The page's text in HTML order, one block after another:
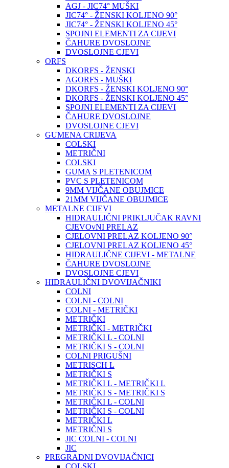
AGJ - JIC74° MUŠKI
JIC74° - ŽENSKI KOLJENO 90°
JIC74° - ŽENSKI KOLJENO 45°
SPOJNI ELEMENTI ZA CIJEVI
ČAHURE DVOSLOJNE
DVOSLOJNE CJEVI
ORFS
DKORFS - ŽENSKI
AGORFS - MUŠKI
DKORFS - ŽENSKI KOLJENO 90°
DKORFS - ŽENSKI KOLJENO 45°
SPOJNI ELEMENTI ZA CIJEVI
ČAHURE DVOSLOJNE
DVOSLOJNE CJEVI
GUMENA CRIJEVA
COLSKI
METRIČNI
COLSKI
GUMA S PLETENICOM
PVC S PLETENICOM
9MM VIJČANE OBUJMICE
21MM VIJČANE OBUJMICE
METALNE CIJEVI
HIDRAULIČNI PRIKLJUČAK RAVNI
CJEVOvNI PRELAZ
CJELOVNI PRELAZ KOLJENO 90°
CJELOVNI PRELAZ KOLJENO 45°
HIDRAULIČNE CIJEVI - METALNE
ČAHURE DVOSLOJNE
DVOSLOJNE CJEVI
HIDRAULIČNI DVOVIJAČNIKI
COLNI
COLNI - COLNI
COLNI - METRIČKI
METRIČKI
METRIČKI - METRIČKI
METRIČKI L - COLNI
METRIČKI S - COLNI
COLNI PRIGUŠNI
METRISCH L
METRIČKI S
METRIČKI L - METRIČKI L
METRIČKI S - METRIČKI S
METRIČKI L - COLNI
METRIČKI S - COLNI
METRIČKI L
METRIČNI S
JIC COLNI - COLNI
JIC
PREGRADNI DVOVIJAČNICI
COLSKI